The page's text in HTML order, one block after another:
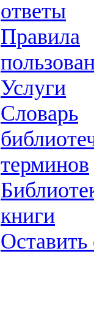
ответы
Правила
Услуги
Словарь
терминов
книги
Оставить